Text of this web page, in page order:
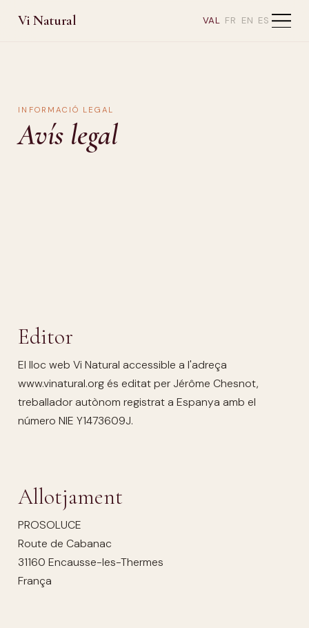
Vi Natural VAL FR EN ES
INFORMACIÓ LEGAL
Avís legal
Editor
El lloc web Vi Natural accessible a l'adreça
www.vinatural.org és editat per Jérôme Chesnot,
treballador autònom registrat a Espanya amb el
número NIE Y1473609J.
Allotjament
PROSOLUCE
Route de Cabanac
31160 Encausse-les-Thermes
França